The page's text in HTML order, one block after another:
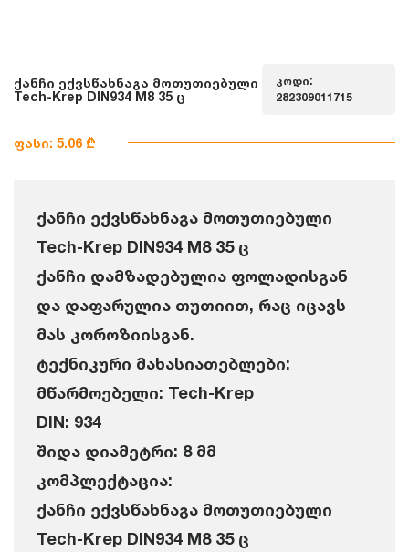
ქანჩი ექვსწახნაგა მოთუთიებული
Tech-Krep DIN934 M8 35 ც
კოდი:
282309011715
ფასი: 5.06 ₾
ქანჩი ექვსწახნაგა მოთუთიებული
Tech-Krep DIN934 M8 35 ც
ქანჩი დამზადებულია ფოლადისგან
და დაფარულია თუთიით, რაც იცავს
მას კოროზიისგან.
ტექნიკური მახასიათებლები:
მწარმოებელი: Tech-Krep
DIN: 934
შიდა დიამეტრი: 8 მმ
კომპლექტაცია:
ქანჩი ექვსწახნაგა მოთუთიებული
Tech-Krep DIN934 M8 35 ც